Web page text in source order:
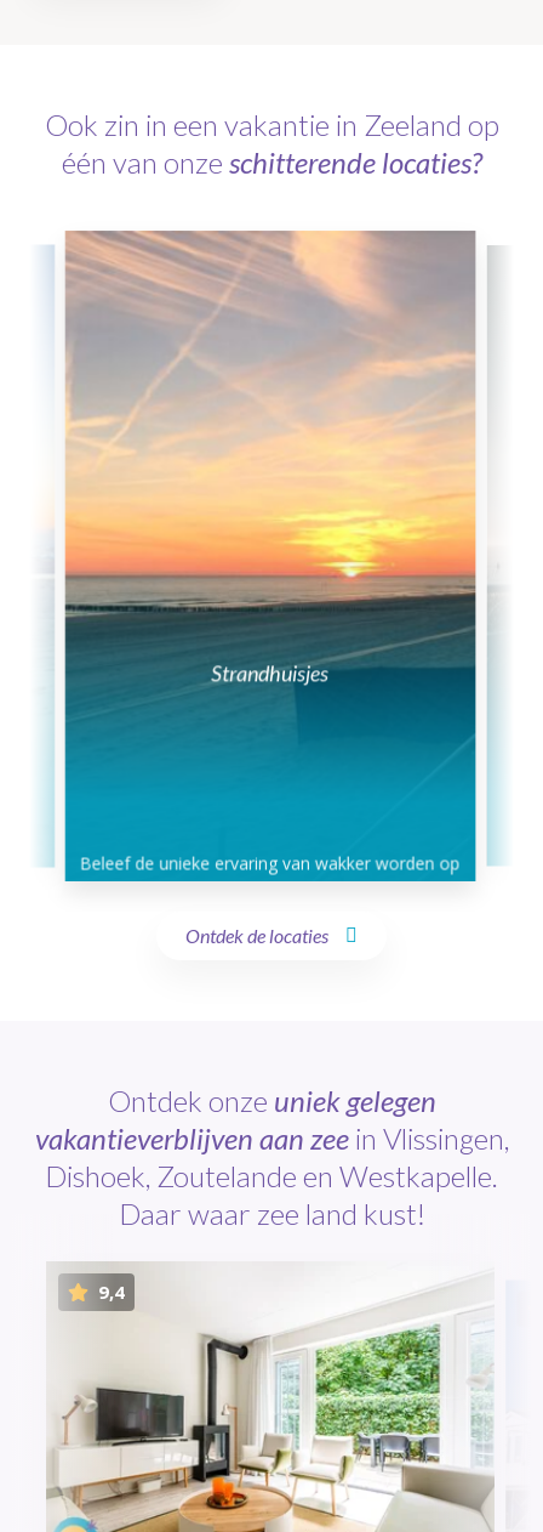
Ook zin in een vakantie in Zeeland op
één van onze schitterende locaties?
Strandhuisjes
Ontdek de locaties
Ontdek onze uniek gelegen
vakantieverblijven aan zee in Vlissingen,
Dishoek, Zoutelande en Westkapelle.
Daar waar zee land kust!
9,4